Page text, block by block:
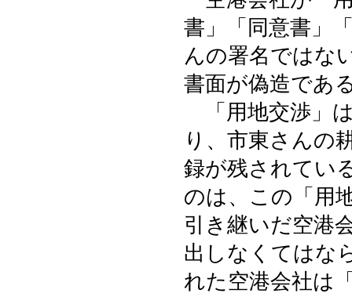
書」「同意書」
んの署名ではな
書面が偽造であ
「用地交渉」
り、市東さんの
録が残されてい
のは、この「用
引き継いだ空港
出しなくてはな
れた空港会社は